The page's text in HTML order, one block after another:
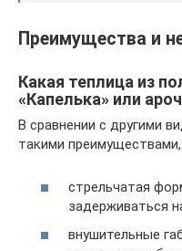
Преимущества и
Какая теплица из
«Капелька» или
В сравнении с другими
такими преимуществами,
стрельчатая
задерживаться
внушительные